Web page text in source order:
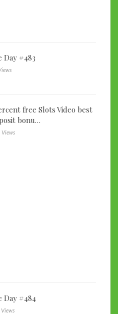
Day #483
free Slots Video best
bonu…
Views
Day #484